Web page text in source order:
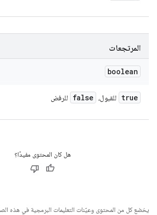
المرتجعات
boolean
true للقبول، false للرفض
هل كان المحتوى مفيدًا؟
يخضع كل من المحتوى وعيّنات التعليمات البرمجية في هذه